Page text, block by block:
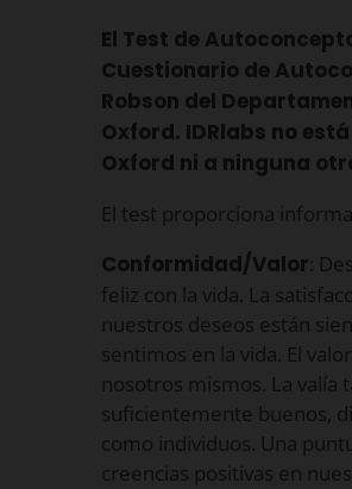
El Test de
Cuestionario de
Robson del
Oxford. IDRlabs no
Oxford ni a ninguna
El test proporciona
Conformidad/Valor:
feliz con la vida. La
nuestros deseos están
sentimos en la vida. El
nosotros mismos. La
suficientemente buenos,
como individuos. Una
creencias positivas en